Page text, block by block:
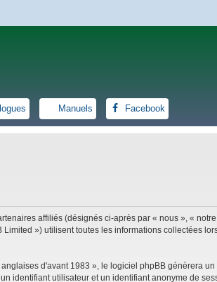
Manuels Facebook
affiliés (désignés ci-après par « nous », «
») utilisent toutes les informations collectées
d'avant 1983 », le logiciel phpBB génèrera
identifiant utilisateur et un identifiant anonyme de